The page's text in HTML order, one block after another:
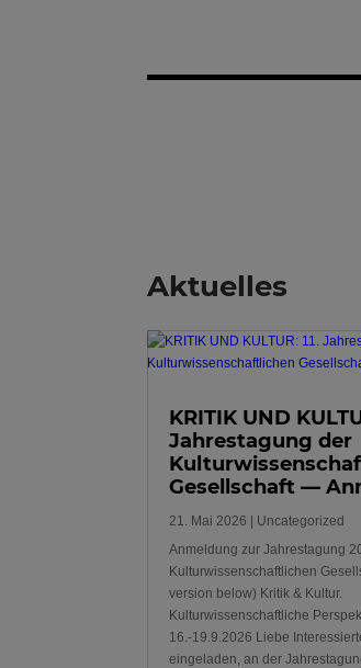
Aktuelles
KRITIK UND
Jahrestagung der
Gesellschaft —
21. Mai 2026 | Uncategorized
Anmeldung zur Jahrestagung
Kulturwissenschaftlichen
version below) Kritik & Kultur.
Kulturwissenschaftliche
16.-19.9.2026 Liebe
eingeladen, an der